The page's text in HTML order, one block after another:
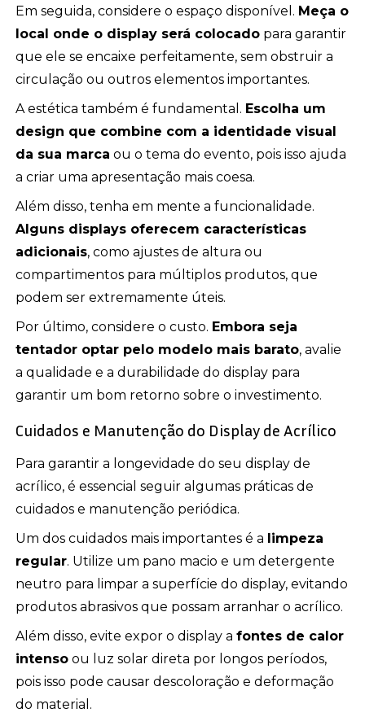
Em seguida, considere o espaço disponível. Meça o
local onde o display será colocado para garantir
que ele se encaixe perfeitamente, sem obstruir a
circulação ou outros elementos importantes.
A estética também é fundamental. Escolha um
design que combine com a identidade visual
da sua marca ou o tema do evento, pois isso ajuda
a criar uma apresentação mais coesa.
Além disso, tenha em mente a funcionalidade.
Alguns displays oferecem características
adicionais, como ajustes de altura ou
compartimentos para múltiplos produtos, que
podem ser extremamente úteis.
Por último, considere o custo. Embora seja
tentador optar pelo modelo mais barato, avalie
a qualidade e a durabilidade do display para
garantir um bom retorno sobre o investimento.
Cuidados e Manutenção do Display de Acrílico
Para garantir a longevidade do seu display de
acrílico, é essencial seguir algumas práticas de
cuidados e manutenção periódica.
Um dos cuidados mais importantes é a limpeza
regular. Utilize um pano macio e um detergente
neutro para limpar a superfície do display, evitando
produtos abrasivos que possam arranhar o acrílico.
Além disso, evite expor o display afontes de calor
intenso ou luz solar direta por longos períodos,
pois isso pode causar descoloração e deformação
do material.